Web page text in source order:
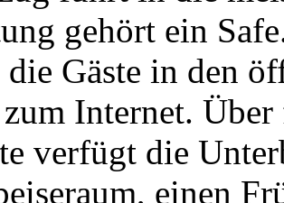
gehört ein
die Gäste in den
Internet.
verfügt die
einen